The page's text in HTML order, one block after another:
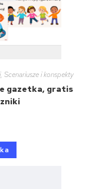
, Scenariusze i konspekty
gazetka, gratis